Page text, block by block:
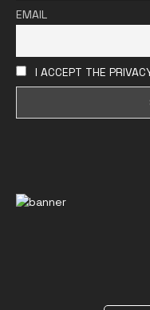
EMAIL
I ACCEPT THE